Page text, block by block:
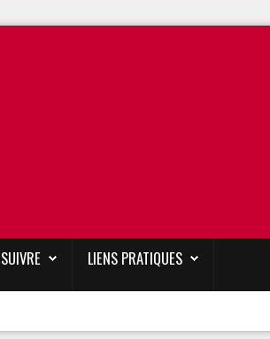
LIENS PRATIQUES